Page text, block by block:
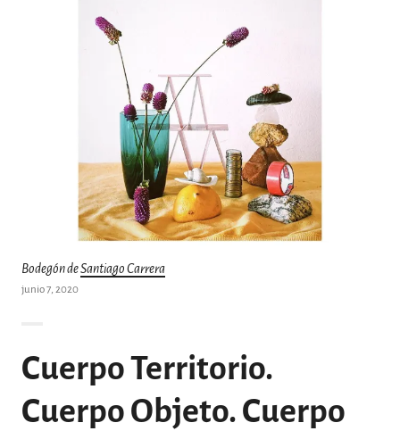
Bodegón deSantiago Carrera
junio 7, 2020
Cuerpo Territorio.
Cuerpo Objeto. Cuerpo